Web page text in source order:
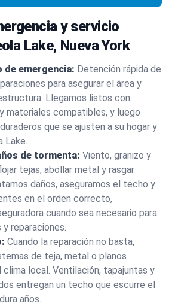
y servicio
Lake, Nueva York
de emergencia: Detención rápida de
para asegurar el área y
Llegamos listos con
materiales compatibles, y luego
que se ajusten a su hogar y
Lake.
de tormenta: Viento, granizo y
tejas, abollar metal y rasgar
daños, aseguramos el techo y
en el orden correcto,
cuando sea necesario para
reparaciones.
Cuando la reparación no basta,
de teja, metal o planos
clima local. Ventilación, tapajuntas y
entregan un techo que escurre el
años.